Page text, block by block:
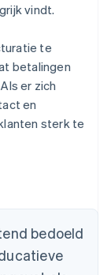
vindt.
te
betalingen
er zich
en
sterk te
bedoeld